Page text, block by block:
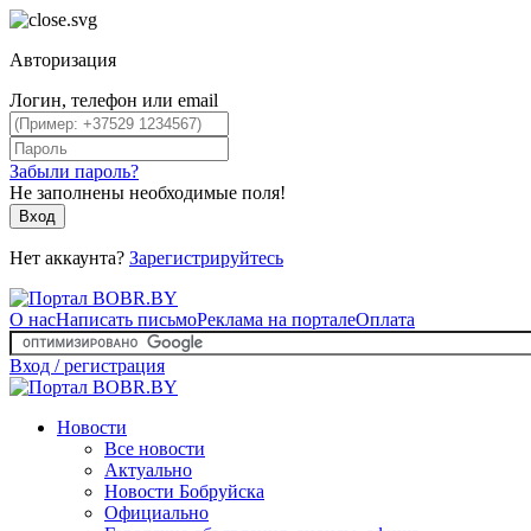
Авторизация
Логин, телефон или email
Забыли пароль?
Не заполнены необходимые поля!
Вход
Нет аккаунта? Зарегистрируйтесь
О насНаписать письмоРеклама на порталеОплата
Вход / регистрация
Новости
Все новости
Актуально
Новости Бобруйска
Официально